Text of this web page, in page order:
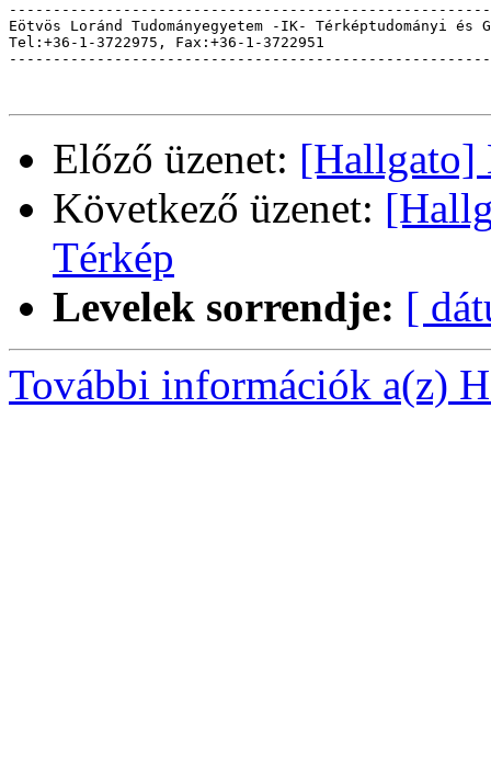
Eötvös Loránd Tudományegyetem -IK- Térképtudományi és
Tel:+36-1-3722975, Fax:+36-1-3722951
Előző üzenet: [Hallgato]
Következő üzenet:
Térkép
Levelek sorrendje: [
További információk a(z)